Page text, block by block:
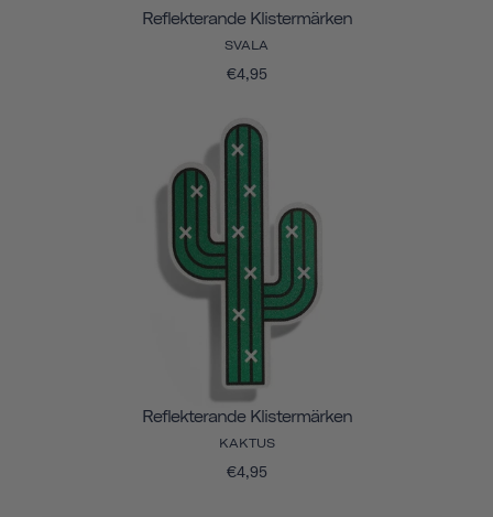
Reflekterande Klistermärken
SVALA
€4,95
Reflekterande Klistermärken
KAKTUS
€4,95